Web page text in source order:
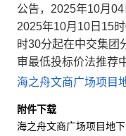
公告，2025年10月
2025年10月10日15
时30分起在中交集团
审最低投标价法推荐
海之舟文商广场项目
附件下载
海之舟文商广场项目地